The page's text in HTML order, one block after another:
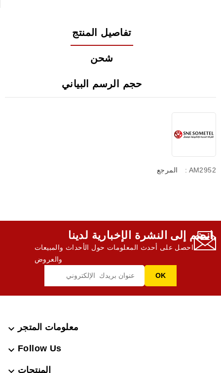
تفاصيل المنتج
شحن
حجم الرسم البياني
المرجع : AM2952
انضم إلى النشرة الإخبارية لدينا,
احصل على أحدث المعلومات حول الأحداث والمبيعات
والعروض
معلومات المتجر 
Follow Us

المنتجات